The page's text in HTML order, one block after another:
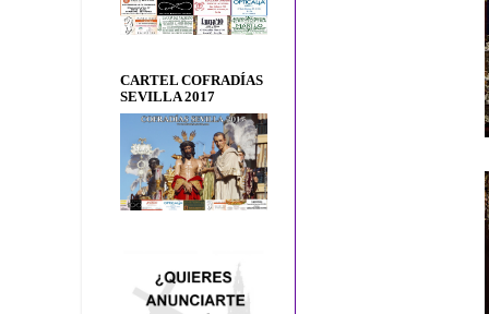
CARTEL COFRADÍAS
SEVILLA 2017